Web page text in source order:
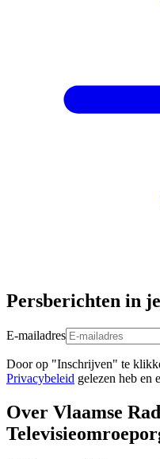
Persberichten in
E-mailadres
Door op "Inschrijven" te
Privacybeleid gelezen heb en
Over Vlaamse